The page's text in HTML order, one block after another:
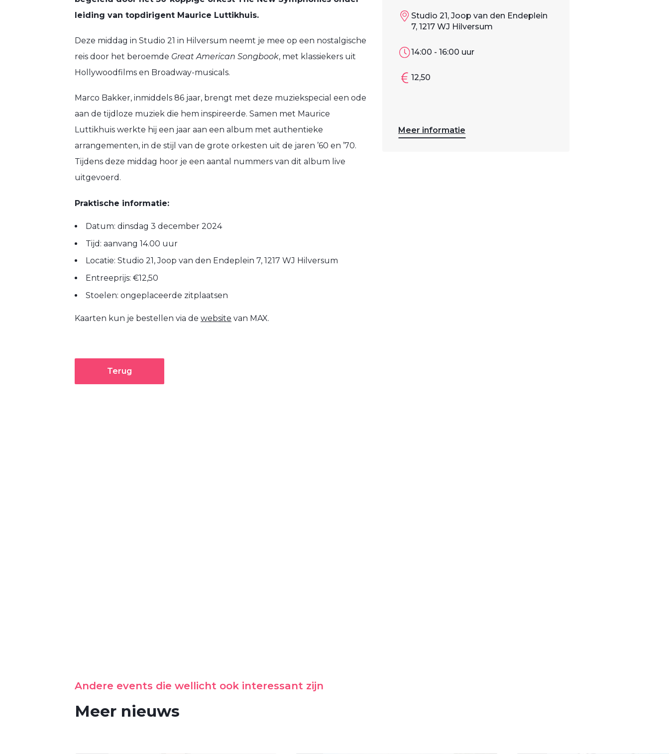
Studio 21, Joop van den Endeplein
7, 1217 WJ Hilversum
14:00 - 16:00 uur
12,50
Meer informatie
leiding van topdirigent Maurice Luttikhuis.
Deze middag in Studio 21 in Hilversum neemt je mee op een nostalgische
reis door het beroemde Great American Songbook, met klassiekers uit
Hollywoodfilms en Broadway-musicals.
Marco Bakker, inmiddels 86 jaar, brengt met deze muziekspecial een ode
aan de tijdloze muziek die hem inspireerde. Samen met Maurice
Luttikhuis werkte hij een jaar aan een album met authentieke
arrangementen, in de stijl van de grote orkesten uit de jaren ’60 en ’70.
Tijdens deze middag hoor je een aantal nummers van dit album live
uitgevoerd.
Praktische informatie:
Datum: dinsdag 3 december 2024
Tijd: aanvang 14.00 uur
Locatie: Studio 21, Joop van den Endeplein 7, 1217 WJ Hilversum
Entreeprijs: €12,50
Stoelen: ongeplaceerde zitplaatsen
Kaarten kun je bestellen via de website van MAX.
Terug
Andere events die wellicht ook interessant zijn
Meer nieuws